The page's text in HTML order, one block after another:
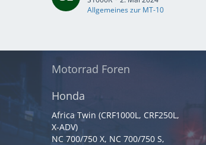
Allgemeines zur MT-10
Motorrad Foren
Honda
Africa Twin (CRF1000L, CRF250L,
X-ADV)
NC 700/750 X, NC 700/750 S,